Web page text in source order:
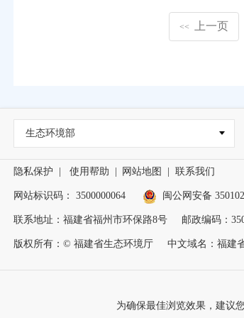
<< 上一页
生态环境部
隐私保护 | 使用帮助 | 网站地图 | 联系我们
网站标识码： 3500000064 闽公网安备
联系地址：福建省福州市环保路8号 邮政编码：
版权所有：© 福建省生态环境厅 中文域名：福建
为确保最佳浏览效果，建议